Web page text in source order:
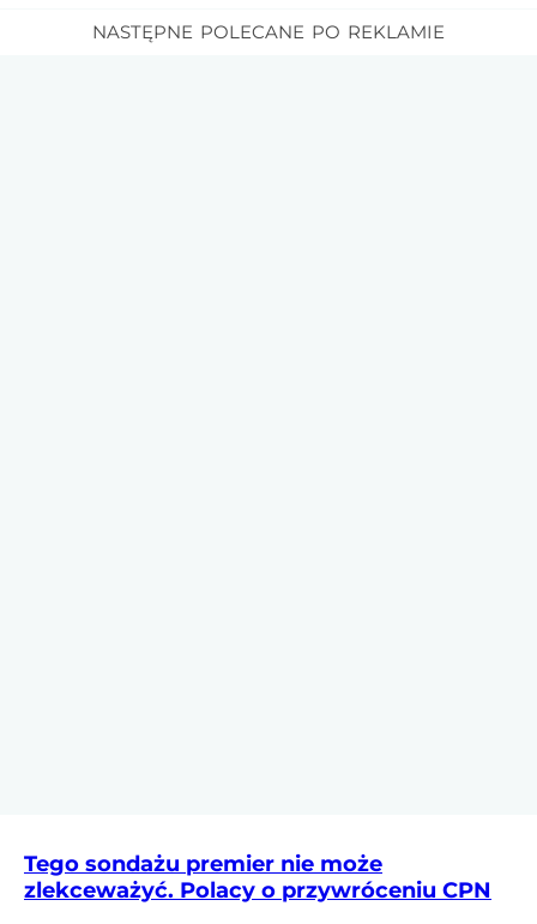
Tego sondażu premier nie może
zlekceważyć. Polacy o przywróceniu CPN